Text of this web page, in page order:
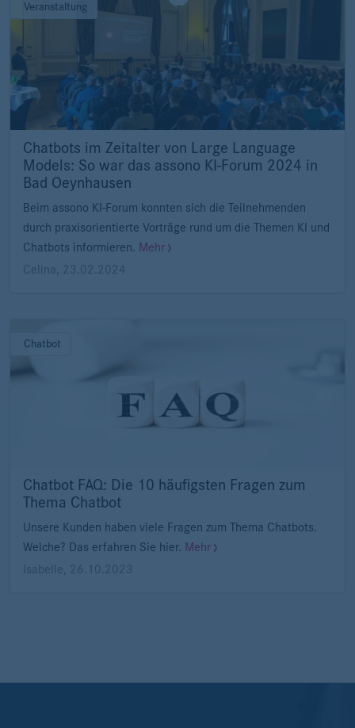
Veranstaltung
Chatbots im Zeitalter von Large Language
Models: So war das assono KI-Forum 2024 in
Bad Oeynhausen
Beim assono KI-Forum konnten sich die Teilnehmenden
durch praxisorientierte Vorträge rund um die Themen KI und
Chatbots informieren. Mehr
Celina, 23.02.2024
Chatbot
Chatbot FAQ: Die 10 häufigsten Fragen zum
Thema Chatbot
Unsere Kunden haben viele Fragen zum Thema Chatbots.
Welche? Das erfahren Sie hier. Mehr
Isabelle
26.10.2023